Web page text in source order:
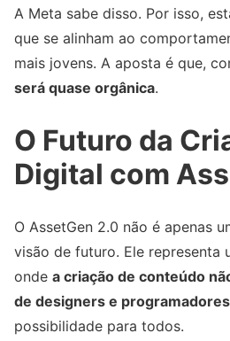
A Meta sabe disso. Por isso,
que se alinham ao
mais jovens. A aposta é que,
será quase orgânica.
O Futuro da
Digital com
O AssetGen 2.0 não é apenas
visão de futuro. Ele representa
onde a criação de conteúdo
de designers e programadores
possibilidade para todos.